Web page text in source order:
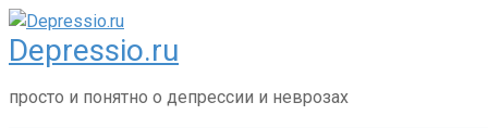
Перейти
к
контенту
Depressio.ru
просто и понятно о депрессии и неврозах